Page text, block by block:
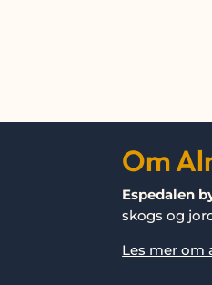
Om
Espedalen
skogs og
Les mer om